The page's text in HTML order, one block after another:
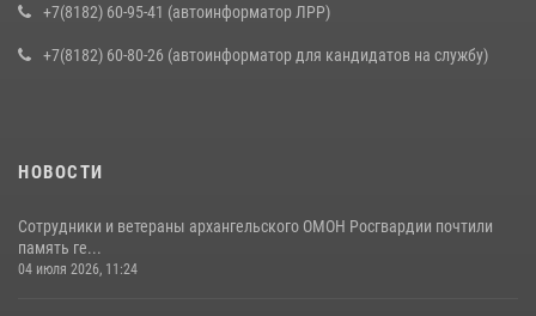
+7(8182) 60-95-41 (автоинформатор ЛРР)
+7(8182) 60-80-26 (автоинформатор для кандидатов на службу)
НОВОСТИ
Сотрудники и ветераны архангельского ОМОН Росгвардии почтили
память ге...
04 июля 2026, 11:24